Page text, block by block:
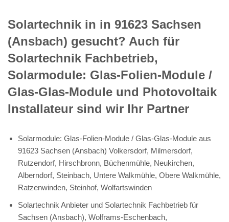
Solartechnik in in 91623 Sachsen
(Ansbach) gesucht? Auch für
Solartechnik Fachbetrieb,
Solarmodule: Glas-Folien-Module /
Glas-Glas-Module und Photovoltaik
Installateur sind wir Ihr Partner
Solarmodule: Glas-Folien-Module / Glas-Glas-Module aus
91623 Sachsen (Ansbach) Volkersdorf, Milmersdorf,
Rutzendorf, Hirschbronn, Büchenmühle, Neukirchen,
Alberndorf, Steinbach, Untere Walkmühle, Obere Walkmühle,
Ratzenwinden, Steinhof, Wolfartswinden
Solartechnik Anbieter und Solartechnik Fachbetrieb für
Sachsen (Ansbach), Wolframs-Eschenbach,